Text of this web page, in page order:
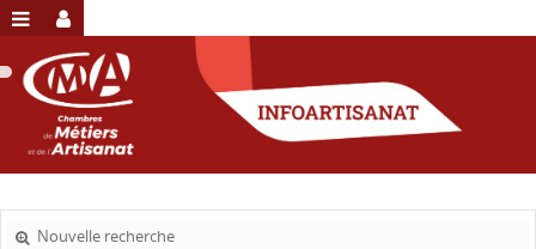
Nouvelle recherche